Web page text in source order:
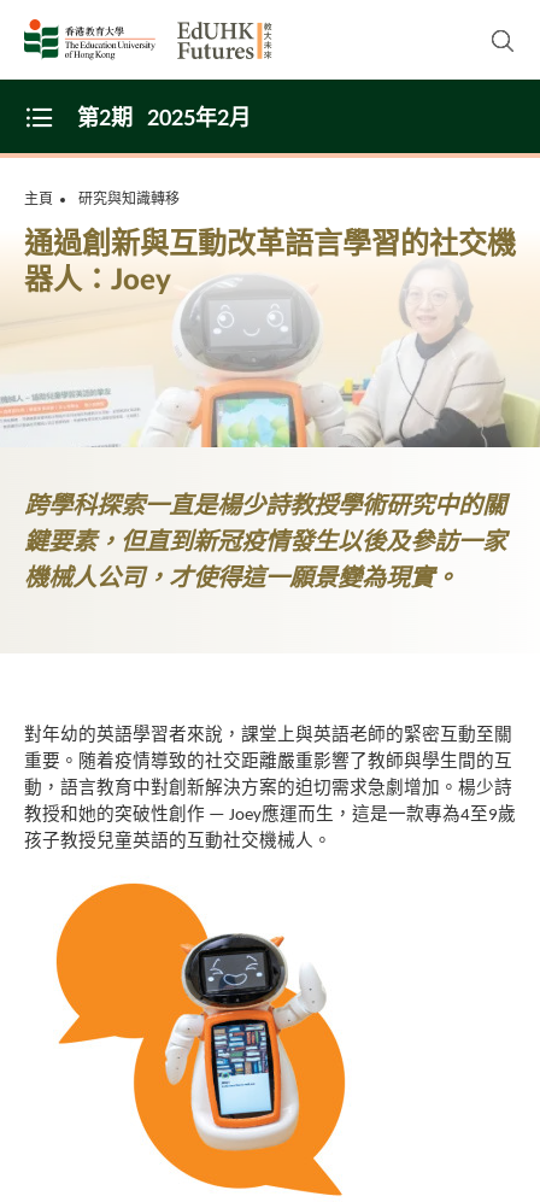
開
Open Menu
第2期 2025年2月
主頁 研究與知識轉移
通過創新與互動改革語言學習的社交機
器人：Joey
跨學科探索一直是楊少詩教授學術研究中的關
鍵要素，但直到新冠疫情發生以後及參訪一家
機械人公司，才使得這一願景變為現實。
對年幼的英語學習者來說，課堂上與英語老師的緊密互動至關
重要。随着疫情導致的社交距離嚴重影響了教師與學生間的互
動，語言教育中對創新解決方案的迫切需求急劇增加。楊少詩
教授和她的突破性創作 — Joey應運而生，這是一款專為4至 9歲
孩子教授兒童英語的互動社交機械人。